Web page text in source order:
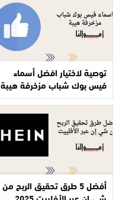
توصية لاختيار افضل أسماء
فيس بوك شباب مزخرفة هيبة
أفضل 5 طرق تحقيق الربح من